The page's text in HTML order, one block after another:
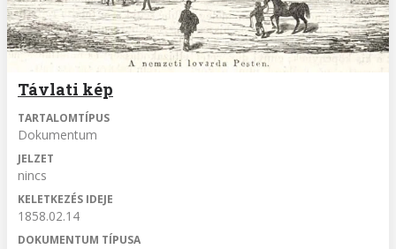
Távlati kép
TARTALOMTÍPUS
Dokumentum
JELZET
nincs
KELETKEZÉS IDEJE
1858.02.14
DOKUMENTUM TÍPUSA